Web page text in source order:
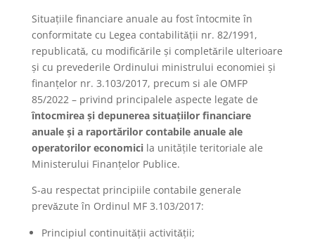
Situaţiile financiare anuale au fost întocmite în
conformitate cu Legea contabilitǎţii nr. 82/1991,
republicatǎ, cu modificǎrile şi completǎrile ulterioare
şi cu prevederile Ordinului ministrului economiei şi
finanţelor nr. 3.103/2017, precum si ale OMFP
85/2022 – privind principalele aspecte legate de
întocmirea şi depunerea situaţiilor financiare
anuale şi a raportărilor contabile anuale ale
operatorilor economicila unităţile teritoriale ale
Ministerului Finanţelor Publice.
S-au respectat principiile contabile generale
prevǎzute în Ordinul MF 3.103/2017:
Principiul continuitǎţii activitǎţii;